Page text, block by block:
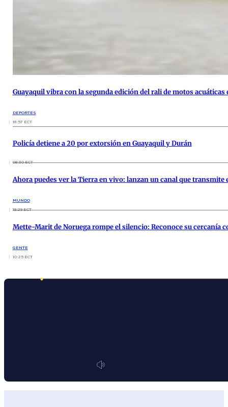
Guayaquil vibra con la segunda edición del rali de motos
DEPORTES
16:57 ECT
Policía detiene a 20 por extorsión en Guayaquil y Durán
08:30 ECT
Ahora puedes ver la Tierra en vivo: lanzan un canal que transmite
MUNDO
18:29 ECT
Mette-Marit de Noruega rompe el silencio: Reconoce su cercanía
GENTE
10:25 ECT